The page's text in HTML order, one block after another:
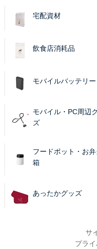
宅配資材
飲食店消耗品
モバイルバッテリー
モバイル・PC周辺
ズ
フードポット・お弁
箱
あったかグッズ
サ
プラ